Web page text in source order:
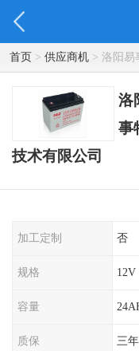
首页> 供应商机> 洛阳易
洛阳迎疆电子技术有限公
洛
事
技术有限公司
加工定制 否
规格 12V
容量
质保 三年